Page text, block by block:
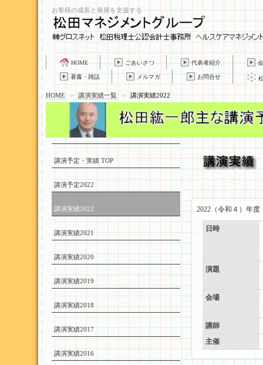
お客様の成長と発展を支援する
HOME ごあいさつ 代表者紹介
著書・雑誌 メルマガ お問合せ
HOME > 講演実績一覧 > 講演実績2022
2022（令和４）年
日時
演題
会場
講師
主催
講演予定・実績 TOP
講演予定2022
講演実績2022
講演実績2021
講演実績2020
講演実績2019
講演実績2018
講演実績2017
講演実績2016